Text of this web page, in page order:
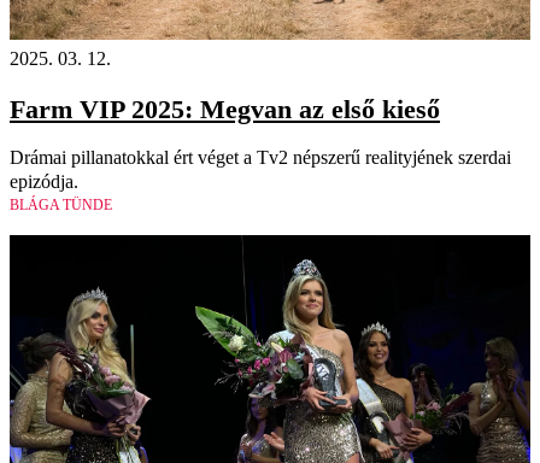
2025. 03. 12.
Farm VIP 2025: Megvan az első kieső
Drámai pillanatokkal ért véget a Tv2 népszerű realityjének szerdai
epizódja.
BLÁGA TÜNDE